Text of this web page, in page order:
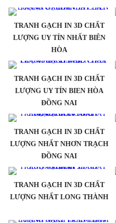
TRANH GẠCH IN 3D CHẤT
LƯỢNG UY TÍN NHẤT BIÊN
HÒA
TRANH GẠCH IN 3D CHẤT
LƯỢNG UY TÍN BIEN HÒA
ĐỒNG NAI
TRANH GẠCH IN 3D CHẤT
LƯỢNG NHẤT NHƠN TRẠCH
ĐỒNG NAI
TRANH GẠCH IN 3D CHẤT
LƯỢNG NHẤT LONG THÀNH